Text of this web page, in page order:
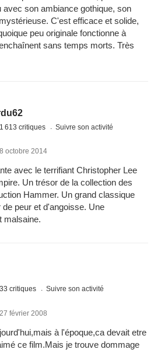
son ambiance gothique, son
C'est efficace et solide,
peu originale fonctionne à
sans temps morts. Très
1 613 critiques Suivre son activité
octobre 2014
avec le terrifiant Christopher Lee
Un trésor de la collection des
Hammer. Un grand classique
peur et d'angoisse. Une
malsaine.
critiques Suivre son activité
février 2008
à l'époque,ca devait etre
ce film.Mais je trouve dommage